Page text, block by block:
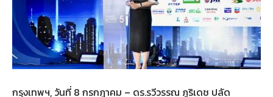
กรุงเทพฯ, วันที่ 8 กรกฎาคม – ดร.รวีวรรณ ภูริเดช ปลัด